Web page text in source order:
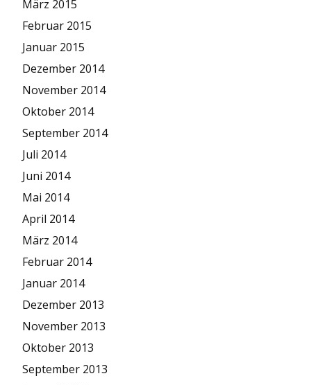
März 2015
Februar 2015
Januar 2015
Dezember 2014
November 2014
Oktober 2014
September 2014
Juli 2014
Juni 2014
Mai 2014
April 2014
März 2014
Februar 2014
Januar 2014
Dezember 2013
November 2013
Oktober 2013
September 2013